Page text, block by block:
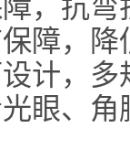
，抗
障，
计，
眼、